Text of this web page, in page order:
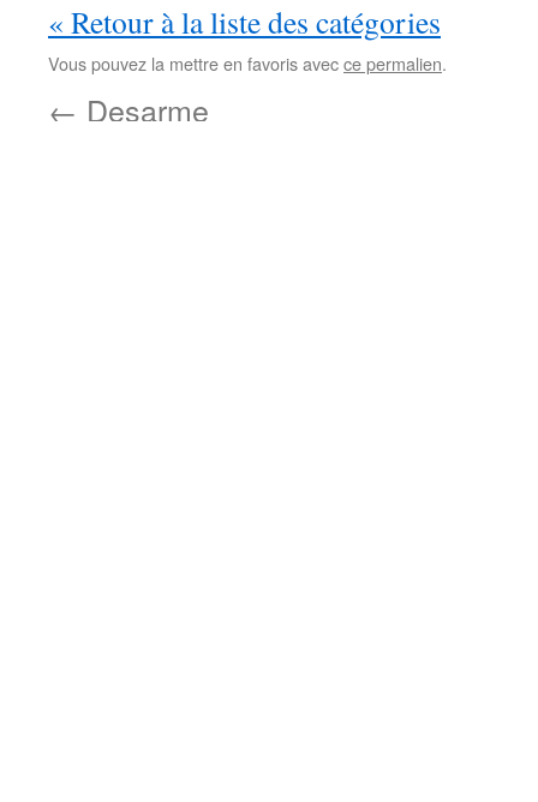
« Retour à la liste des catégories
Vous pouvez la mettre en favoris avecce permalien.
← Desarme